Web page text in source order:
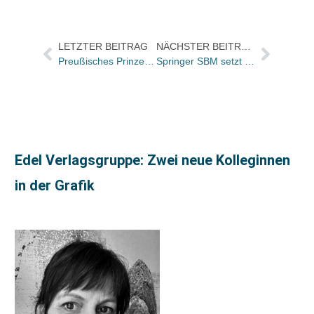
LETZTER BEITRAG
Preußisches Prinzenpaar startet bei Lardon Verlagsprogramm „Preußisch Blau“
Edel Verlagsgruppe: Zwei neue Kolleginnen
in der Grafik